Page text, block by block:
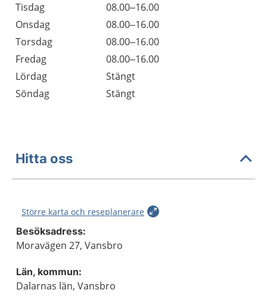
Tisdag
08.00–16.00
Onsdag
08.00–16.00
Torsdag
08.00–16.00
Fredag
08.00–16.00
Lördag
Stängt
Söndag
Stängt
Hitta oss
Större karta och reseplanerare
Besöksadress:
Moravägen 27, Vansbro
Län, kommun:
Dalarnas län, Vansbro